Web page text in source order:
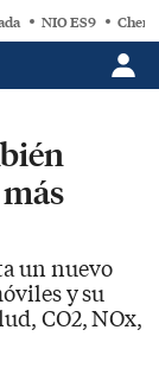
NIO ES9 Chery
un nuevo
y su
CO2, NOx,